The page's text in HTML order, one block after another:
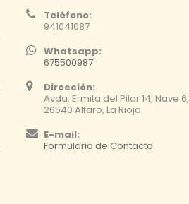
Teléfono:
941041087
Whatsapp:
675500987
Dirección:
Avda. Ermita del Pilar 14, Nave 6,
26540 Alfaro, La Rioja.
E-mail:
Formulario de Contacto